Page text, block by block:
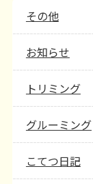
その他
お知らせ
トリミング
グルーミング
こてつ日記